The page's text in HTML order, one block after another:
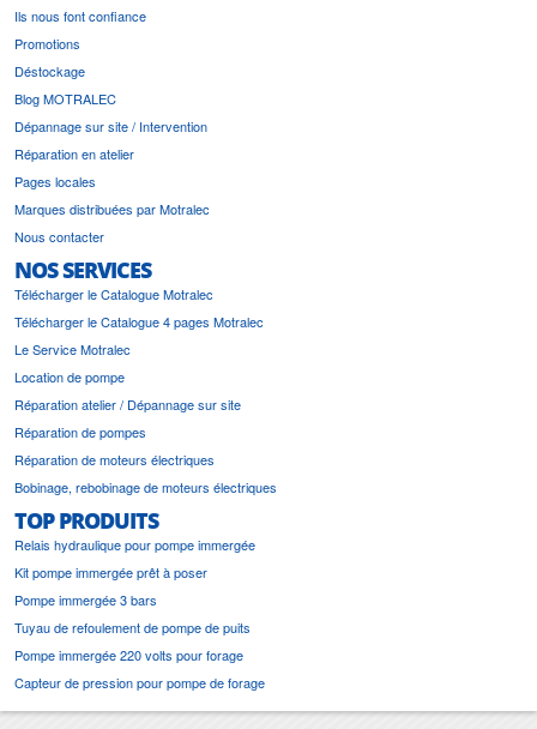
Ils nous font confiance
Promotions
Déstockage
Blog MOTRALEC
Dépannage sur site / Intervention
Réparation en atelier
Pages locales
Marques distribuées par Motralec
Nous contacter
NOS SERVICES
Télécharger le Catalogue Motralec
Télécharger le Catalogue 4 pages Motralec
Le Service Motralec
Location de pompe
Réparation atelier / Dépannage sur site
Réparation de pompes
Réparation de moteurs électriques
Bobinage, rebobinage de moteurs électriques
TOP PRODUITS
Relais hydraulique pour pompe immergée
Kit pompe immergée prêt à poser
Pompe immergée 3 bars
Tuyau de refoulement de pompe de puits
Pompe immergée 220 volts pour forage
Capteur de pression pour pompe de forage